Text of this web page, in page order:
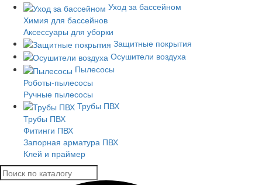
Уход за бассейном
Химия для бассейнов
Аксессуары для уборки
Защитные покрытия
Осушители воздуха
Пылесосы
Роботы-пылесосы
Ручные пылесосы
Трубы ПВХ
Трубы ПВХ
Фитинги ПВХ
Запорная арматура ПВХ
Клей и праймер